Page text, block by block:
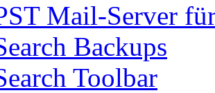
Mail-Server
Backups
Toolbar